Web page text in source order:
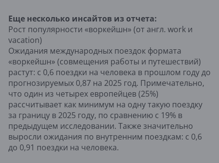
Еще несколько инсайтов из отчета:
Рост популярности «воркейшн» (от англ. work и
vacation)
Ожидания международных поездок формата
«воркейшн» (совмещения работы и путешествий)
растут: с 0,6 поездки на человека в прошлом году до
прогнозируемых 0,87 на 2025 год. Примечательно,
что один из четырех европейцев (25%)
рассчитывает как минимум на одну такую поездку
за границу в 2025 году, по сравнению с 19% в
предыдущем исследовании. Также значительно
выросли ожидания по внутренним поездкам: с 0,6
до 0,91 поездки на человека.